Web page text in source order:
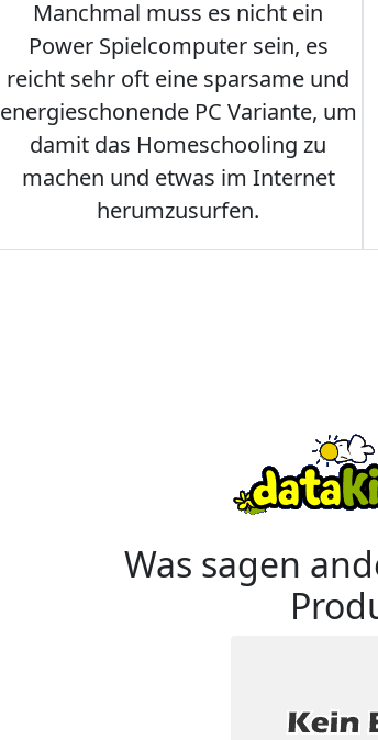
Manchmal muss es nicht ein
Power Spielcomputer sein, es
reicht sehr oft eine sparsame und
energieschonende PC Variante, um
damit das Homeschooling zu
machen und etwas im Internet
herumzusurfen.
Was sagen